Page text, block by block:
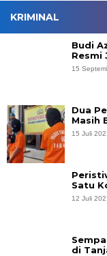
KRIMINAL
Budi
Resmi
15
Dua
Masih
15 Juli
Satu
12 Juli
di